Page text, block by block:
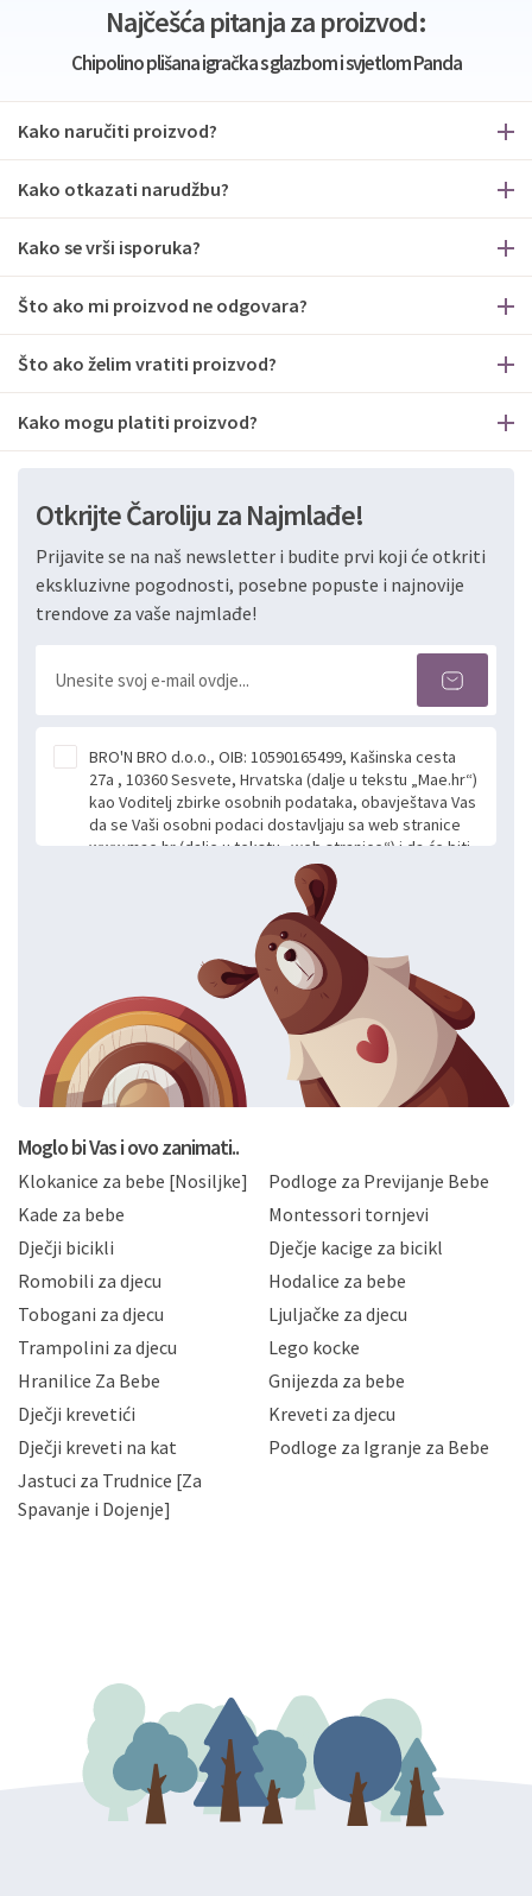
Najčešća pitanja za proizvod:
Chipolino plišana igračka s glazbom i svjetlom Panda
Kako naručiti proizvod?
Kako otkazati narudžbu?
Kako se vrši isporuka?
Što ako mi proizvod ne odgovara?
Što ako želim vratiti proizvod?
Kako mogu platiti proizvod?
Otkrijte Čaroliju za Najmlađe!
Prijavite se na naš newsletter i budite prvi koji će otkriti
ekskluzivne pogodnosti, posebne popuste i najnovije
trendove za vaše najmlađe!
BRO'N BRO d.o.o., OIB: 10590165499, Kašinska cesta
27a , 10360 Sesvete, Hrvatska (dalje u tekstu „Mae.hr“)
kao Voditelj zbirke osobnih podataka, obavještava Vas
da se Vaši osobni podaci dostavljaju sa web stranice
www.mae.hr (dalje u tekstu „web stranice“) i da će biti
obrađeni. Prihvaćanjem ove Izjave smatra se da
slobodno i izričito dajete privolu za prikupljanje i daljnju
obradu Vaših osobnih podataka koje ustupate Mae.hr
putem ovih web stranica u svrhu odgovora i daljnje
komunikacije na Vaš upit poslan kroz kontakt obrazac.
Radi se o dobrovoljnom davanju podataka te ovu
Izjavu niste dužni prihvatiti odnosno niste dužni unositi
svoje osobne podatke u jednu od prijavnih
formi/obrazaca dostupnih na ovim web stranicama.
BRO'N BRO d.o.o. će s Vašim osobnim podacima
postupati sukladno Općoj uredbi o zaštiti podataka
privatnosti i kolačića koju možete pročitati ovdje i
Hrvatske, a uvijek uz primjenu odgovarajućih tehničkih i
sigurnosnih mjera zaštite osobnih podataka od
neovlaštenog pristupa, zlouporabe, otkrivanja,
gubitka ili uništenja. Mae.hr štiti privatnost svojih
korisnika i posjetitelja web stranica, čuva povjerljivost
Vaših osobnih podataka te omogućava pristup i
priopćavanje osobnih podataka samo onim svojim
zaposlenicima kojima su isti potrebni radi provedbe
slučajevima koji su dozvoljeni zakonima. Napominjemo
da možete u svako doba, u potpunosti ili djelomice,
zatražiti prestanak aktivnosti obrade Vaših osobnih
podataka. Opoziv privole možete podnijeti poštom na
gore navedenu adresu ili e-mailom na adresu:
Moglo bi Vas i ovo zanimati..
Klokanice za bebe [Nosiljke]
Podloge za Previjanje Bebe
Kade za bebe
Montessori tornjevi
Dječji bicikli
Dječje kacige za bicikl
Romobili za djecu
Hodalice za bebe
Tobogani za djecu
Ljuljačke za djecu
Trampolini za djecu
Lego kocke
Hranilice Za Bebe
Gnijezda za bebe
Dječji krevetići
Kreveti za djecu
Dječji kreveti na kat
Podloge za Igranje za Bebe
Jastuci za Trudnice [Za
Spavanje i Dojenje]